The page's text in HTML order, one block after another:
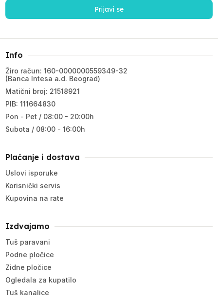
Prijavi se
Info
Žiro račun: 160-0000000559349-32
(Banca Intesa a.d. Beograd)
Matični broj: 21518921
PIB: 111664830
Pon - Pet / 08:00 - 20:00h
Subota / 08:00 - 16:00h
Plaćanje i dostava
Uslovi isporuke
Korisnički servis
Kupovina na rate
Izdvajamo
Tuš paravani
Podne pločice
Zidne pločice
Ogledala za kupatilo
Tuš kanalice